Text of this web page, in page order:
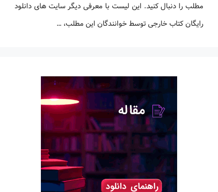
مطلب را دنبال کنید. این لیست با معرفی دیگر سایت های دانلود
رایگان کتاب خارجی توسط خوانندگان این مطلب، …